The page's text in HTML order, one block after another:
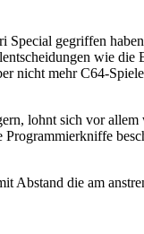
gegriffen
wie die
nicht mehr C64-
lohnt sich vor
Abstand die am